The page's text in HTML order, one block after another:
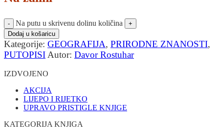
Na putu u skrivenu dolinu količina
Dodaj u košaricu
Kategorije: GEOGRAFIJA, PRIRODNE ZNANOSTI,
PUTOPISI Autor: Davor Rostuhar
IZDVOJENO
AKCIJA
LIJEPO I RIJETKO
UPRAVO PRISTIGLE KNJIGE
KATEGORIJA KNJIGA